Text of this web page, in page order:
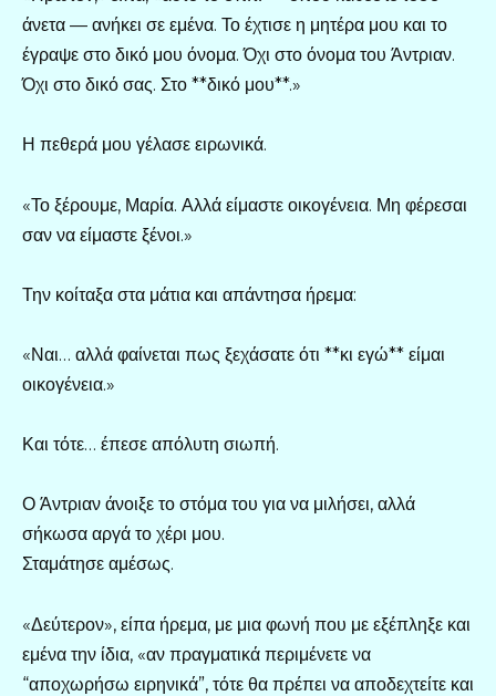
άνετα — ανήκει σε εμένα. Το έχτισε η μητέρα μου και το
έγραψε στο δικό μου όνομα. Όχι στο όνομα του Άντριαν.
Όχι στο δικό σας. Στο **δικό μου**.»
Η πεθερά μου γέλασε ειρωνικά.
«Το ξέρουμε, Μαρία. Αλλά είμαστε οικογένεια. Μη φέρεσαι
σαν να είμαστε ξένοι.»
Την κοίταξα στα μάτια και απάντησα ήρεμα:
«Ναι… αλλά φαίνεται πως ξεχάσατε ότι **κι εγώ** είμαι
οικογένεια.»
Και τότε… έπεσε απόλυτη σιωπή.
Ο Άντριαν άνοιξε το στόμα του για να μιλήσει, αλλά
σήκωσα αργά το χέρι μου.
Σταμάτησε αμέσως.
«Δεύτερον», είπα ήρεμα, με μια φωνή που με εξέπληξε και
εμένα την ίδια, «αν πραγματικά περιμένετε να
“αποχωρήσω ειρηνικά”, τότε θα πρέπει να αποδεχτείτε και